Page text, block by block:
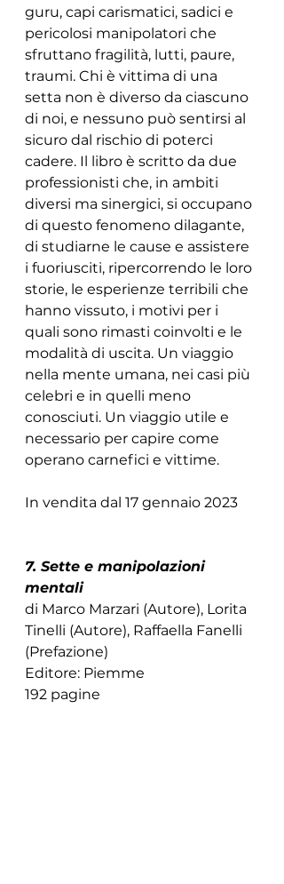
guru, capi carismatici, sadici e
pericolosi manipolatori che
sfruttano fragilità, lutti, paure,
traumi. Chi è vittima di una
setta non è diverso da ciascuno
di noi, e nessuno può sentirsi al
sicuro dal rischio di poterci
cadere. Il libro è scritto da due
professionisti che, in ambiti
diversi ma sinergici, si occupano
di questo fenomeno dilagante,
di studiarne le cause e assistere
i fuoriusciti, ripercorrendo le loro
storie, le esperienze terribili che
hanno vissuto, i motivi per i
quali sono rimasti coinvolti e le
modalità di uscita. Un viaggio
nella mente umana, nei casi più
celebri e in quelli meno
conosciuti. Un viaggio utile e
necessario per capire come
operano carnefici e vittime.
In vendita dal 17 gennaio 2023
7. Sette e manipolazioni
mentali
di Marco Marzari (Autore), Lorita
Tinelli (Autore), Raffaella Fanelli
(Prefazione)
Editore: Piemme
192 pagine